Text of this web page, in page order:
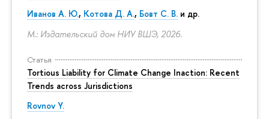
Иванов А. Ю., Котова Д. А., Бовт С. В. и др.
М.: Издательский дом НИУ ВШЭ, 2026.
Статья
Tortious Liability for Climate Change Inaction: Recent
Trends across Jurisdictions
Rovnov Y.